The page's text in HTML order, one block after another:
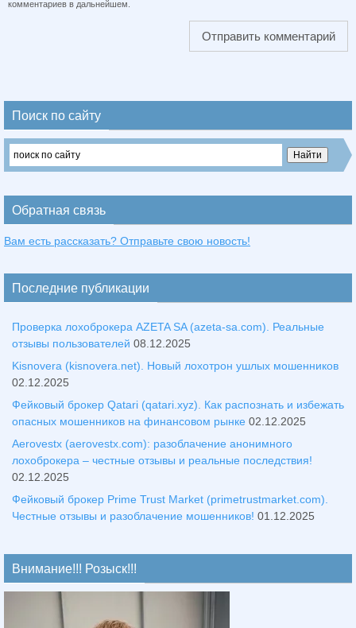
комментариев в дальнейшем.
Поиск по сайту
Обратная связь
Вам есть рассказать? Отправьте свою новость!
Последние публикации
Проверка лохоброкера AZETA SA (azeta-sa.com). Реальные
отзывы пользователей 08.12.2025
Kisnovera (kisnovera.net). Новый лохотрон ушлых мошенников
02.12.2025
Фейковый брокер Qatari (qatari.xyz). Как распознать и избежать
опасных мошенников на финансовом рынке 02.12.2025
Aerovestx (aerovestx.com): разоблачение анонимного
лохоброкера – честные отзывы и реальные последствия!
02.12.2025
Фейковый брокер Prime Trust Market (primetrustmarket.com).
Честные отзывы и разоблачение мошенников! 01.12.2025
Внимание!!! Розыск!!!